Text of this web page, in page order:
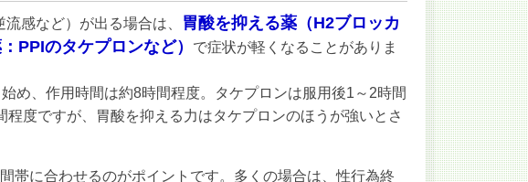
感など）が出る場合は、
胃酸を抑える薬（H2ブロッカ
PPIのタケプロンなど）
で症状が軽くなることがありま
め、作用時間は約8時間程度。タケプロンは服用後1～2時間
度ですが、胃酸を抑える力はタケプロンのほうが強いとさ
帯に合わせるのがポイントです。多くの場合は、性行為終